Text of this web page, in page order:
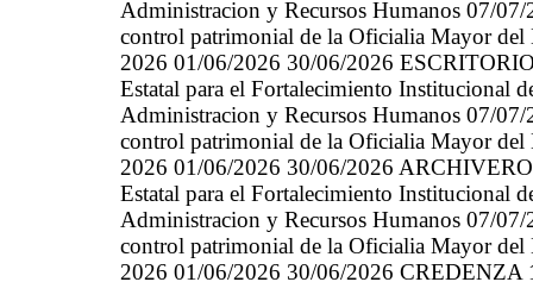
Administracion y Recursos Humanos 07/07/
control patrimonial de la Oficialia Mayor del
2026 01/06/2026 30/06/2026
Estatal para el Fortalecimiento Institucional
Administracion y Recursos Humanos 07/07/
control patrimonial de la Oficialia Mayor del
2026 01/06/2026 30/06/2026
Estatal para el Fortalecimiento Institucional
Administracion y Recursos Humanos 07/07/
control patrimonial de la Oficialia Mayor del
2026 01/06/2026 30/06/2026 CREDENZA